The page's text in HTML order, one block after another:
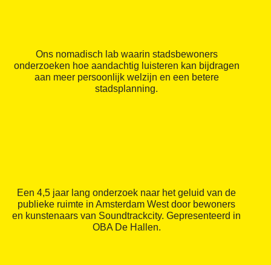
Ons nomadisch lab waarin stadsbewoners
onderzoeken hoe aandachtig luisteren kan bijdragen
aan meer persoonlijk welzijn en een betere
stadsplanning.
Een 4,5 jaar lang onderzoek naar het geluid van de
publieke ruimte in Amsterdam West door bewoners
en kunstenaars van Soundtrackcity. Gepresenteerd in
OBA De Hallen.